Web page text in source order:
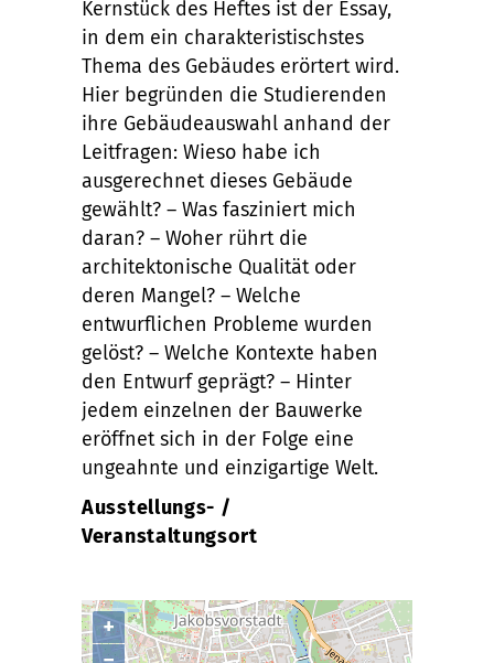
Kernstück des Heftes ist der Essay,
in dem ein charakteristischstes
Thema des Gebäudes erörtert wird.
Hier begründen die Studierenden
ihre Gebäudeauswahl anhand der
Leitfragen: Wieso habe ich
ausgerechnet dieses Gebäude
gewählt? – Was fasziniert mich
daran? – Woher rührt die
architektonische Qualität oder
deren Mangel? – Welche
entwurflichen Probleme wurden
gelöst? – Welche Kontexte haben
den Entwurf geprägt? – Hinter
jedem einzelnen der Bauwerke
eröffnet sich in der Folge eine
ungeahnte und einzigartige Welt.
Ausstellungs- /
Veranstaltungsort
+